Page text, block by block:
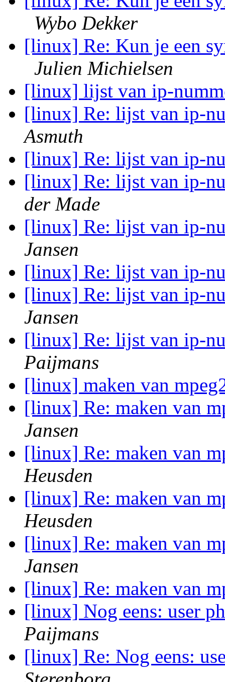
Wybo Dekker
[linux] Re: Kun je een
Julien Michielsen
[linux] lijst van ip-
[linux] Re: lijst van ip-
Asmuth
[linux] Re: lijst van ip-
[linux] Re: lijst van ip-
der Made
[linux] Re: lijst van ip-
Jansen
[linux] Re: lijst van ip-
[linux] Re: lijst van ip-
Jansen
[linux] Re: lijst van ip-
Paijmans
[linux] maken van
[linux] Re: maken van
Jansen
[linux] Re: maken van
Heusden
[linux] Re: maken van
Heusden
[linux] Re: maken van
Jansen
[linux] Re: maken van
[linux] Nog eens: user
Paijmans
[linux] Re: Nog eens: